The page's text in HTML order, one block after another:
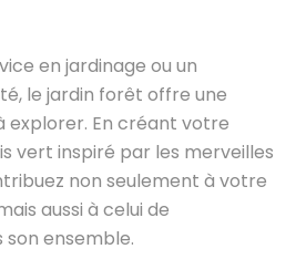
en jardinage ou un
le jardin forêt offre une
explorer. En créant votre
vert inspiré par les merveilles
non seulement à votre
aussi à celui de
son ensemble.